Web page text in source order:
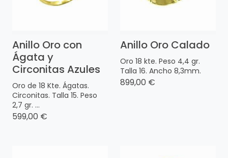
Anillo Oro con
Ágata y
Circonitas Azules
Oro de 18 Kte. Ágatas.
Circonitas. Talla 15. Peso
2,7 gr. ...
599,00 €
Anillo Oro Calado
Oro 18 kte. Peso 4,4 gr.
Talla 16. Ancho 8,3mm.
899,00 €